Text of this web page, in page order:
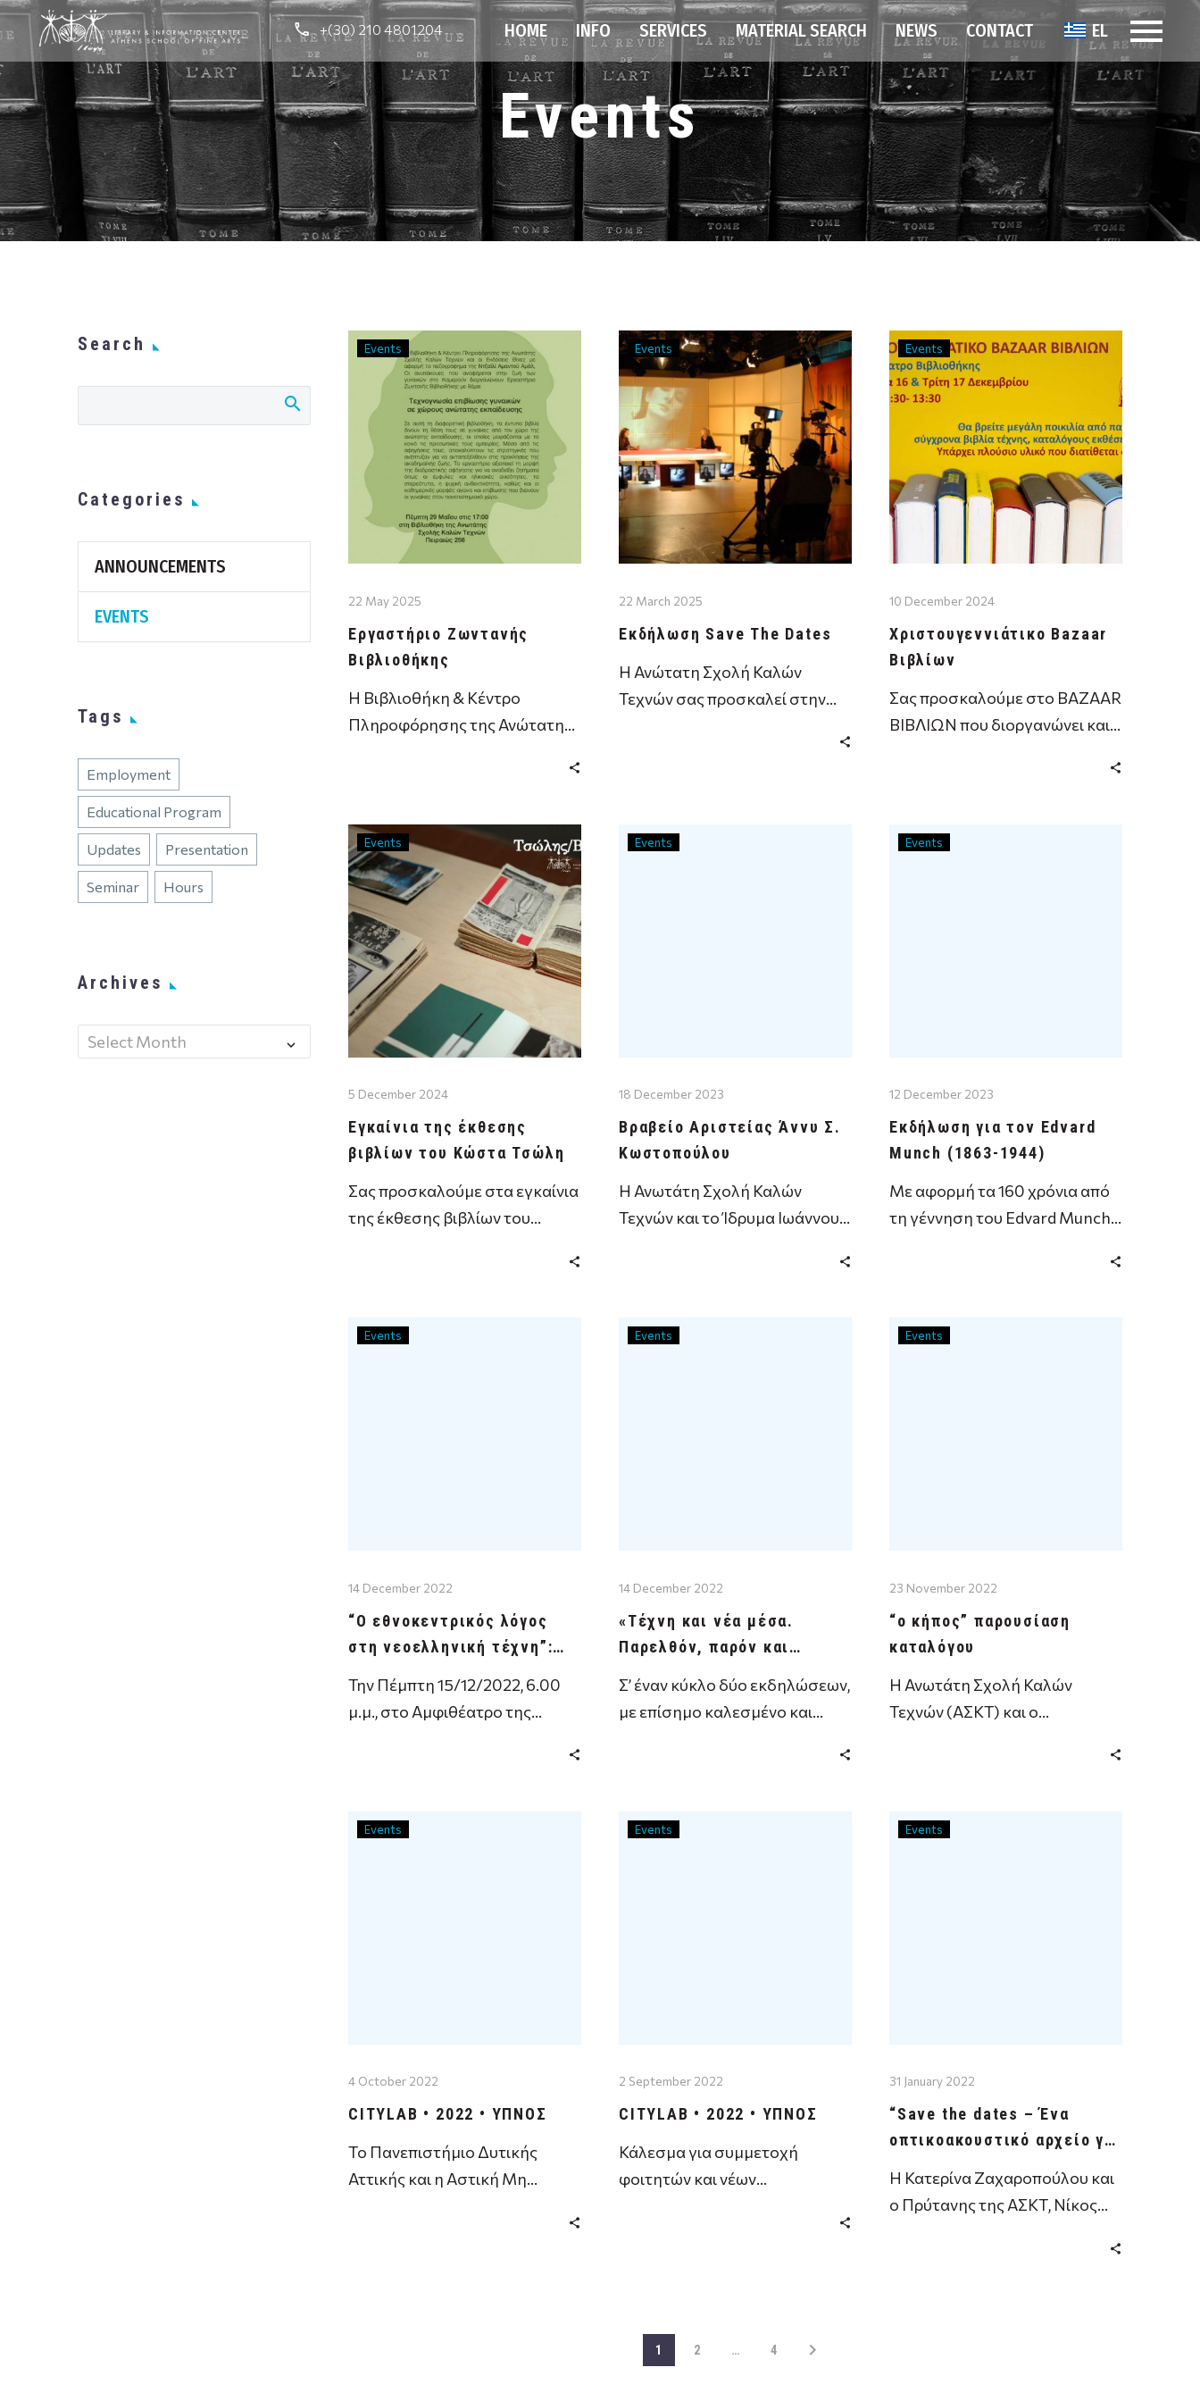
+(30) 210 4801204 HOME INFO SERVICES MATERIAL SEARCH NEWS CONTACT EL
Events
Events
22 May 2025
Εργαστήριο Ζωντανής
Βιβλιοθήκης
Η Βιβλιοθήκη & Κέντρο
Πληροφόρησης της Ανώτατης
Events
22 March 2025
Εκδήλωση Save The Dates
Η Ανώτατη Σχολή Καλών
Τεχνών σας προσκαλεί στην
Events
10 December 2024
Χριστουγεννιάτικο Bazaar
Βιβλίων
Σας προσκαλούμε στο ΒΑΖΑΑR
ΒΙΒΛΙΩΝ που διοργανώνει και
16…
Events
5 December 2024
Εγκαίνια της έκθεσης
βιβλίων του Κώστα Τσώλη
Σας προσκαλούμε στα εγκαίνια
της έκθεσης βιβλίων του
Events
18 December 2023
Βραβείο Αριστείας Άννυ Σ.
Κωστοπούλου
H Ανωτάτη Σχολή Καλών
Τεχνών και το Ίδρυμα Ιωάννου
προσκαλούν στην απονομή του
Κωστοπούλου”…
Events
12 December 2023
Εκδήλωση για τον Edvard
Munch (1863-1944)
Με αφορµή τα 160 χρόνια από
τη γέννηση του Edvard Munch
Events
14 December 2022
“Ο εθνοκεντρικός λόγος
στη νεοελληνική τέχνη”:
Την Πέμπτη 15/12/2022, 6.00
μ.μ., στο Αμφιθέατρο της
Events
14 December 2022
«Τέχνη και νέα μέσα.
Παρελθόν, παρόν και
Σ’ έναν κύκλο δύο εκδηλώσεων,
με επίσημο καλεσμένο και
Events
23 November 2022
“ο κήπος” παρουσίαση
καταλόγου
Η Ανωτάτη Σχολή Καλών
Τεχνών (ΑΣΚΤ) και ο
καλούν …
Events
4 October 2022
CITYLAB • 2022 • ΥΠΝΟΣ
Το Πανεπιστήμιο Δυτικής
Αττικής και η Αστική Μη
Events
2 September 2022
CITYLAB • 2022 • ΥΠΝΟΣ
Κάλεσμα για συμμετοχή
φοιτητών και νέων
Events
31 January 2022
“Save the dates – Ένα
οπτικοακουστικό αρχείο για
Η Κατερίνα Ζαχαροπούλου και
ο Πρύτανης της ΑΣΚΤ, Νίκος
1 2 … 4
Search
Categories
ANNOUNCEMENTS
EVENTS
Tags
Employment
Educational Program
Updates Presentation
Seminar Hours
Archives
Select Month